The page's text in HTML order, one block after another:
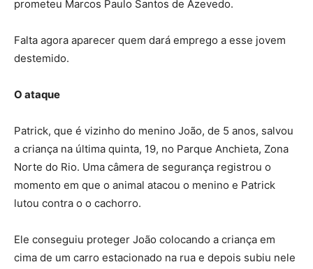
prometeu Marcos Paulo Santos de Azevedo.
Falta agora aparecer quem dará emprego a esse jovem
destemido.
O ataque
Patrick, que é vizinho do menino João, de 5 anos, salvou
a criança na última quinta, 19, no Parque Anchieta, Zona
Norte do Rio. Uma câmera de segurança registrou o
momento em que o animal atacou o menino e Patrick
lutou contra o o cachorro.
Ele conseguiu proteger João colocando a criança em
cima de um carro estacionado na rua e depois subiu nele